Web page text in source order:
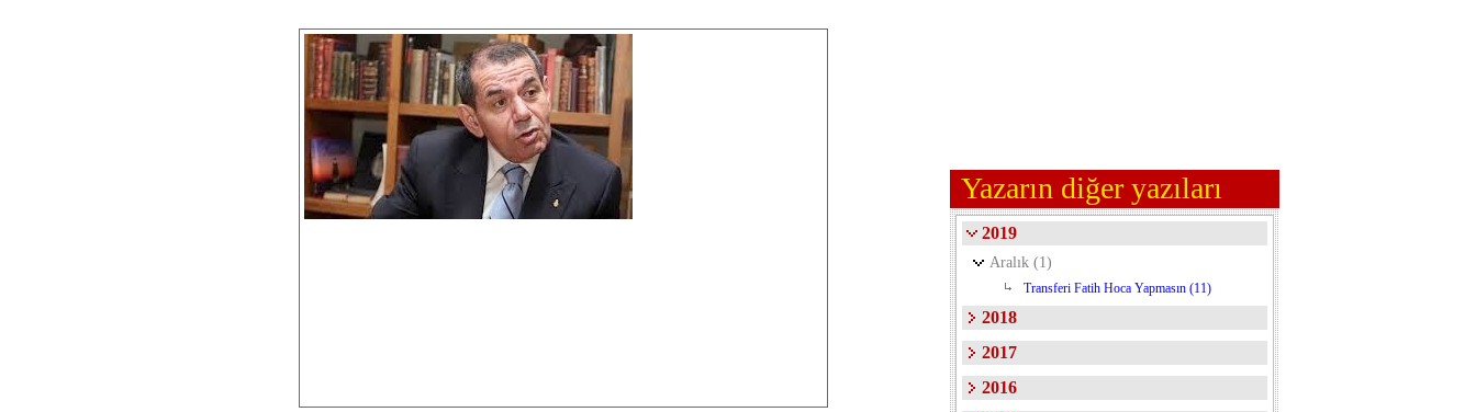
Yazarın diğer yazıları
2019
Aralık (1)
Transferi Fatih Hoca Yapmasın (11)
2018
2017
2016